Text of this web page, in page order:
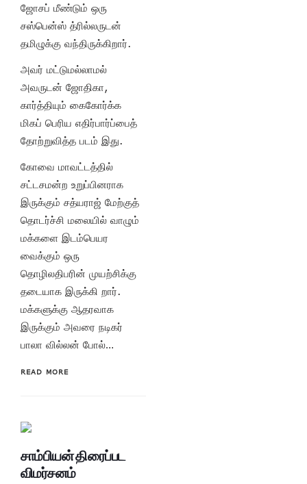
ஜோசப் மீண்டும் ஒரு
சஸ்பென்ஸ் த்ரில்லருடன்
தமிழுக்கு வந்திருக்கிறார்.
அவர் மட்டுமல்லாமல்
அவருடன் ஜோதிகா,
கார்த்தியும் கைகோர்க்க
மிகப் பெரிய எதிர்பார்ப்பைத்
தோற்றுவித்த படம் இது.
கோவை மாவட்டத்தில்
சட்டசமன்ற உறுப்பினராக
இருக்கும் சத்யராஜ் மேற்குத்
தொடர்ச்சி மலையில் வாழும்
மக்களை இடம்பெயர
வைக்கும் ஒரு
தொழிலதிபரின் முயற்சிக்கு
தடையாக இருக்கி றார்.
மக்களுக்கு ஆதரவாக
இருக்கும் அவரை நடிகர்
பாலா வில்லன் போல்…
READ MORE
சாம்பியன் திரைப்பட
விமர்சனம்